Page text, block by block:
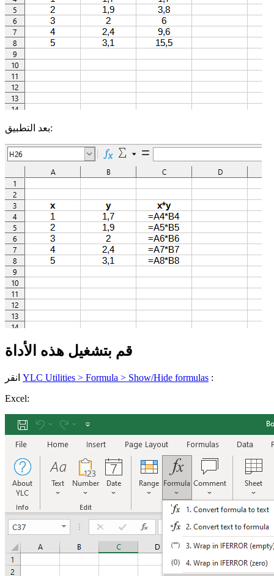
بعد التطبيق:
قم بتشغيل هذه الأداة
YLC Utilities > Formula > Show/Hide formulas :
Excel: